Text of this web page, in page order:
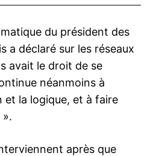
du président des
a déclaré sur les réseaux
avait le droit de se
néanmoins à
et la logique, et à faire
après que